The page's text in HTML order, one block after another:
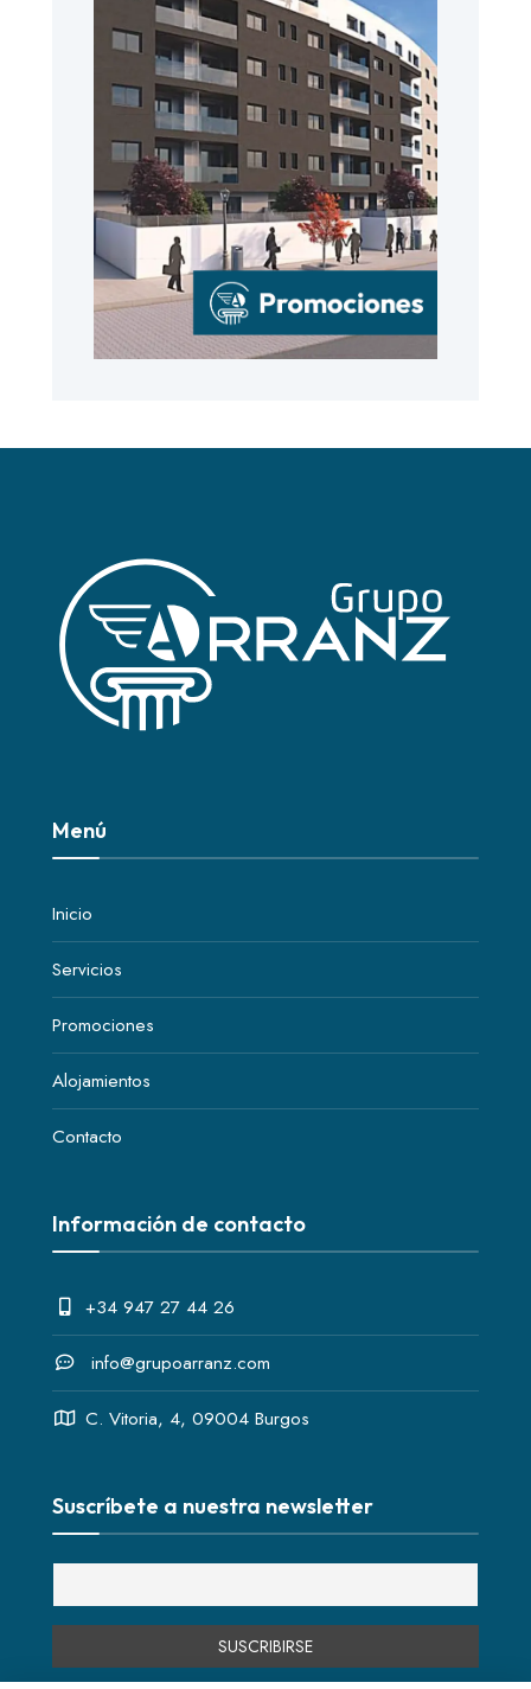
Menú
Inicio
Servicios
Promociones
Alojamientos
Contacto
Información de contacto
+34 947 27 44 26
info@grupoarranz.com
C. Vitoria, 4, 09004 Burgos
Suscríbete a nuestra newsletter